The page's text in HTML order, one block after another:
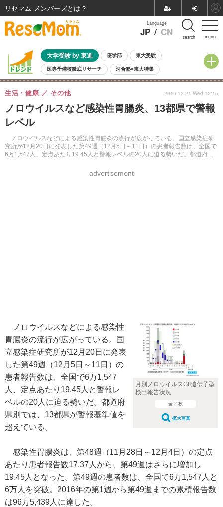
menu
Language
JP / CN search
大学受験 by 東進 医学部 東大受験
医専予備校徹底リサーチ 河合塾×東大特集
親子で考える大学選び 高校受験 中学受験 小学校受験
共通テスト 夏休み
8月開催イベント・WS 全国公立高校 過去問 人気記事
自由研究教材（小学生向け）
ノロウイルスなど感染性胃腸炎、13都県で警報
レベル
ノロウイルスなどによる感染性胃腸炎の流行が広がっている。国立感染症研
究所が12月20日に発表した第49週（12月5日～11日）の患者報告数は、全国で
6万1,547人、定点あたり19.45人と警報レベルの20人に迫る勢いだ。都道府県
生活・健康 その他
advertisement
2016.12.21 Wed 12:15
月別ノロウイルスGII遺伝子型
検出報告状況
全 2 枚
拡大写真
ノロウイルスなどによる感染性
胃腸炎の流行が広がっている。国
立感染症研究所が12月20日に発表
した第49週（12月5日～11日）の
患者報告数は、全国で6万1,547
人、定点あたり19.45人と警報レ
ベルの20人に迫る勢いだ。都道府
県別では、13都県が警報基準値を
超えている。
感染性胃腸炎は、第48週（11月28日～12月4日）の定点
あたり患者報告数17.37人から、第49週はさらに増加し
19.45人となった。第49週の患者数は、全国で6万1,547人と
6万人を突破。2016年の第1週から第49週までの累積報告数
は96万5,439人に達した。
リセマム メンバーズ